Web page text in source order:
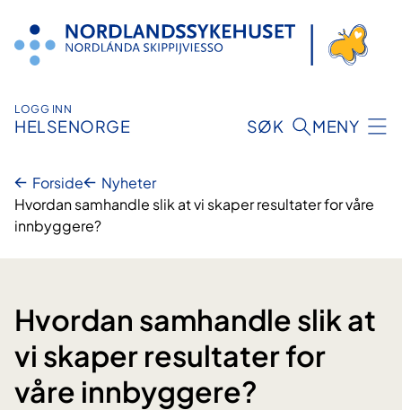
innhold
LOGG INN
HELSENORGE SØK MENY
Forside
Nyheter
Hvordan samhandle slik at vi skaper resultater for våre
innbyggere?
Hvordan samhandle slik at
vi skaper resultater for
våre innbyggere?